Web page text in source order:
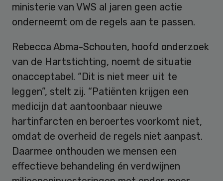
ministerie van VWS al jaren geen actie
onderneemt om de regels aan te passen.
Rebecca Abma-Schouten, hoofd onderzoek
van de Hartstichting, noemt de situatie
onacceptabel. “Dit is niet meer uit te
leggen”, stelt zij. “Patiënten krijgen een
medicijn dat aantoonbaar nieuwe
hartinfarcten en beroertes voorkomt niet,
omdat de overheid de regels niet aanpast.
Daarmee onthouden we mensen een
effectieve behandeling én verdwijnen